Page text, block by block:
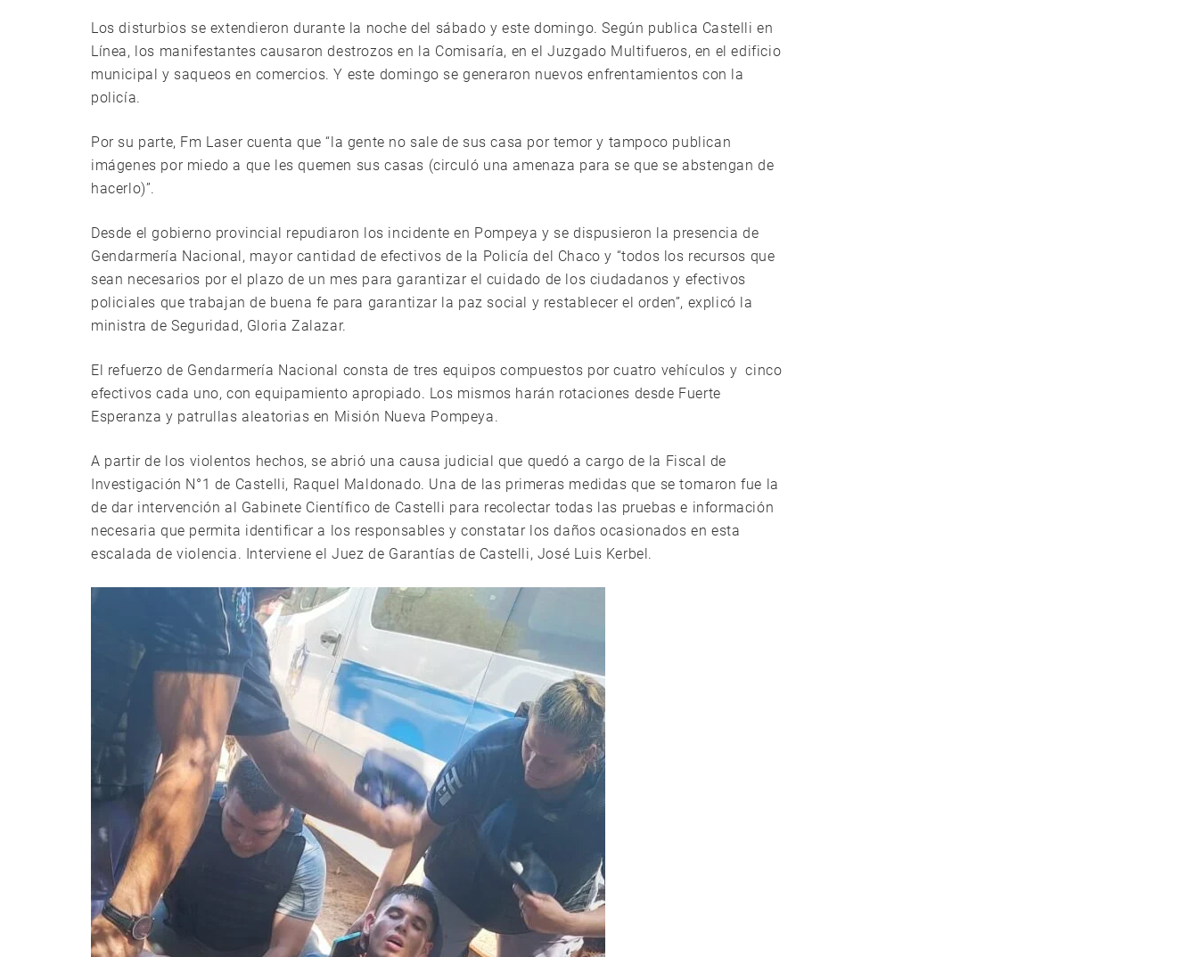
Los disturbios se extendieron durante la noche del sábado y este domingo. Según publica Castelli en
Línea, los manifestantes causaron destrozos en la Comisaría, en el Juzgado Multifueros, en el edificio
municipal y saqueos en comercios. Y este domingo se generaron nuevos enfrentamientos con la
policía.
Por su parte, Fm Laser cuenta que “la gente no sale de sus casa por temor y tampoco publican
imágenes por miedo a que les quemen sus casas (circuló una amenaza para se que se abstengan de
hacerlo)”.
Desde el gobierno provincial repudiaron los incidente en Pompeya y se dispusieron la presencia de
Gendarmería Nacional, mayor cantidad de efectivos de la Policía del Chaco y “todos los recursos que
sean necesarios por el plazo de un mes para garantizar el cuidado de los ciudadanos y efectivos
policiales que trabajan de buena fe para garantizar la paz social y restablecer el orden”, explicó la
ministra de Seguridad, Gloria Zalazar.
El refuerzo de Gendarmería Nacional consta de tres equipos compuestos por cuatro vehículos y cinco
efectivos cada uno, con equipamiento apropiado. Los mismos harán rotaciones desde Fuerte
Esperanza y patrullas aleatorias en Misión Nueva Pompeya.
A partir de los violentos hechos, se abrió una causa judicial que quedó a cargo de la Fiscal de
Investigación N°1 de Castelli, Raquel Maldonado. Una de las primeras medidas que se tomaron fue la
de dar intervención al Gabinete Científico de Castelli para recolectar todas las pruebas e información
necesaria que permita identificar a los responsables y constatar los daños ocasionados en esta
escalada de violencia. Interviene el Juez de Garantías de Castelli, José Luis Kerbel.